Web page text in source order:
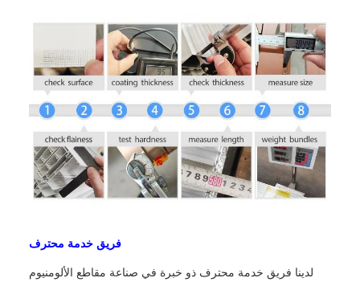
فريق خدمة محترف
لدينا فريق خدمة محترف ذو خبرة في صناعة مقاطع الألومنيوم